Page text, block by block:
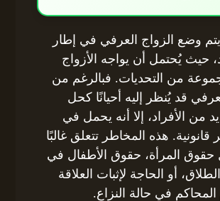
وضع الزواج العرفي في إطار
حيث يُحتمل أن يواجه الأزواج
من التحديات. فبالرغم من
قد يُنظر إليه أحيانًا كحل
من الأفراد، إلا أنه يحمل في
هذه المخاطر تتعلق غالبًا
حقوق المرأة، حقوق الأطفال في
أو الحاجة لإثبات العلاقة
المحاكم في حالة النزاع.